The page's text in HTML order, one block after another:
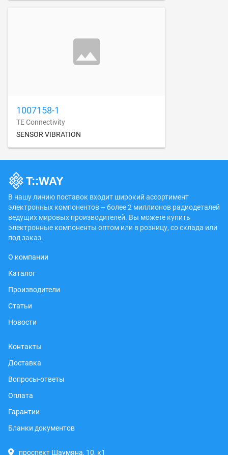
1007158-1
TE Connectivity
SENSOR VIBRATION
В нашу линию поставок входит широкий ассортимент
электронных компонентов – более 2 миллионов радиодеталей
ведущих мировых производителей. Вы можете купить
электронные компоненты оптом или в розницу, со склада или
под заказ.
О компании
Каталог
Производители
Статьи
Новости
Контакты
Доставка
Вопросы-ответы
Оплата
Гарантии
Бланки документов
проспект Шаумяна, 10, к1